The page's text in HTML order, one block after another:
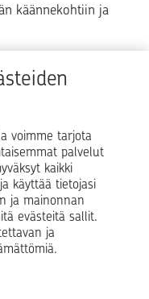
voimme tarjota
palvelut
kaikki
käyttää tietojasi
ja mainonnan
evästeitä sallit.
ja
käännekohtiin ja
Yrityselämä